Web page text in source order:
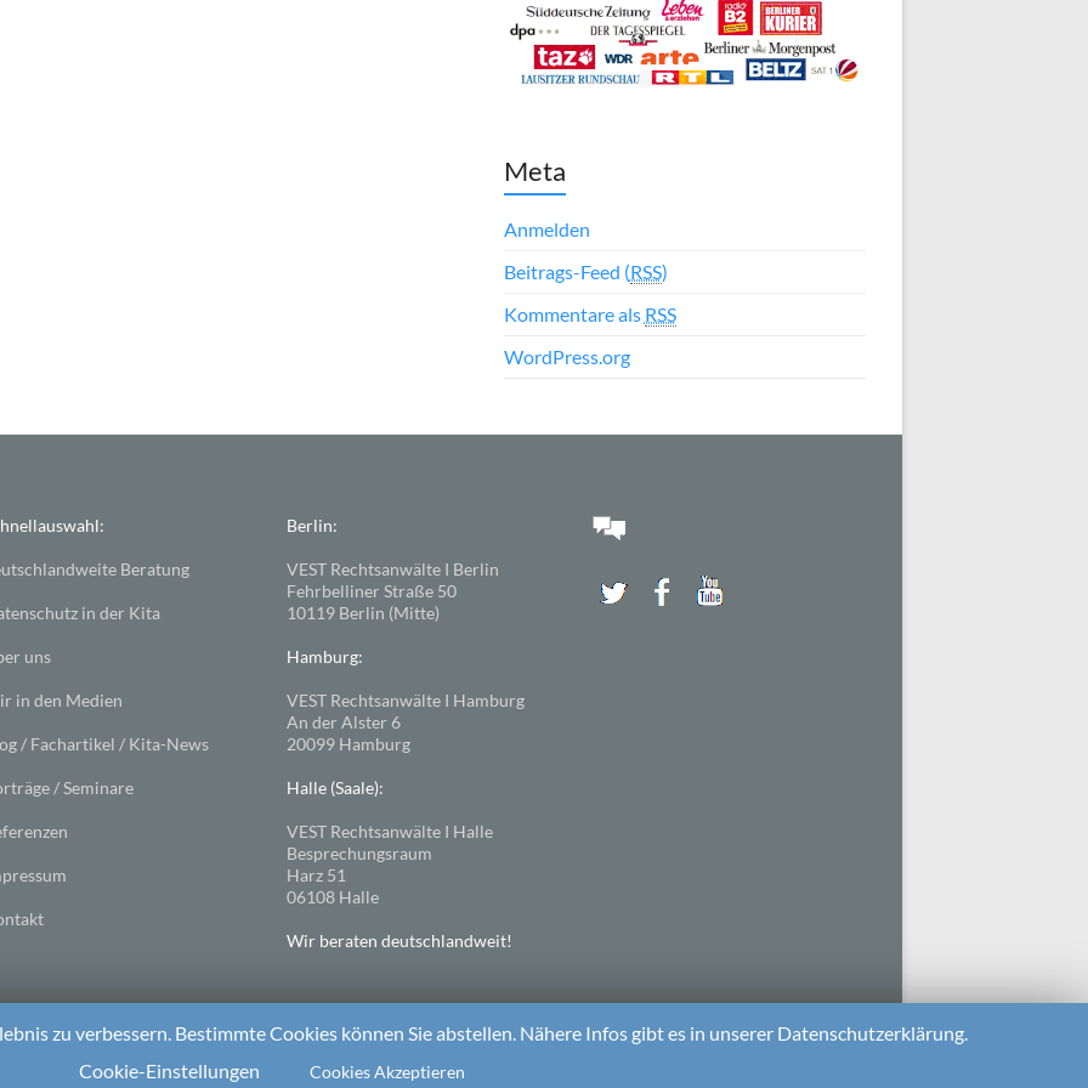
Meta
Anmelden
Beitrags-Feed (RSS)
Kommentare als RSS
WordPress.org
Beratung
in der Kita
uns
in den Medien
/ Fachartikel / Kita-News
/ Seminare
Berlin:
VEST Rechtsanwälte I Berlin
Fehrbelliner Straße 50
10119 Berlin (Mitte)
Hamburg:
VEST Rechtsanwälte I Hamburg
An der Alster 6
20099 Hamburg
Halle (Saale):
VEST Rechtsanwälte I Halle
Besprechungsraum
Harz 51
06108 Halle
Wir beraten deutschlandweit!
zu verbessern. Bestimmte Cookies können Sie abstellen. Nähere Infos gibt es in unserer Datenschutzerklärung.
Cookie-Einstellungen
Cookies Akzeptieren